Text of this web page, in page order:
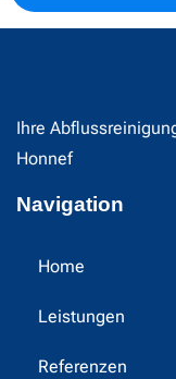
Ihre
Honnef
Navigation
Home
Leistungen
Referenzen